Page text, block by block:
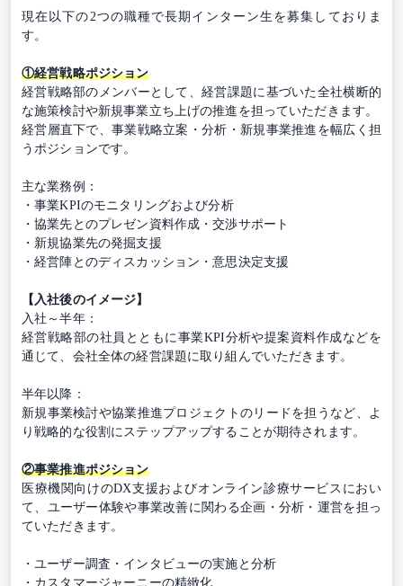
現在以下の2つの職種で長期インターン生を募集しておりま
す。
①経営戦略ポジション
経営戦略部のメンバーとして、経営課題に基づいた全社横断的
な施策検討や新規事業立ち上げの推進を担っていただきます。
経営層直下で、事業戦略立案・分析・新規事業推進を幅広く担
うポジションです。
主な業務例：
・事業KPIのモニタリングおよび分析
・協業先とのプレゼン資料作成・交渉サポート
・新規協業先の発掘支援
・経営陣とのディスカッション・意思決定支援
【入社後のイメージ】
入社～半年：
経営戦略部の社員とともに事業KPI分析や提案資料作成などを
通じて、会社全体の経営課題に取り組んでいただきます。
半年以降：
新規事業検討や協業推進プロジェクトのリードを担うなど、よ
り戦略的な役割にステップアップすることが期待されます。
②事業推進ポジション
医療機関向けのDX支援およびオンライン診療サービスにおい
て、ユーザー体験や事業改善に関わる企画・分析・運営を担っ
ていただきます。
・ユーザー調査・インタビューの実施と分析
・カスタマージャーニーの精緻化